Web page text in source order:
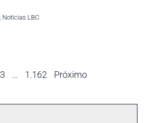
Noticias LBC
3 … 1.162 Próximo